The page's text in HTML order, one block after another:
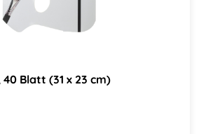
Blatt (31 x 23 cm)